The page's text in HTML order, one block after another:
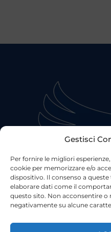
Gestisci
Per fornire le migliori
cookie per memorizzare e/o
dispositivo. Il consenso a
elaborare dati come il
questo sito. Non acconsentire
negativamente su alcune
©2023 Tutti i